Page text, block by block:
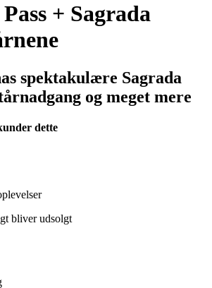
+ Sagrada
spektakulære Sagrada
og meget mere
dette
bliver udsolgt